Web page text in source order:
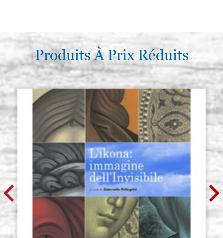
Produits À Prix Réduits